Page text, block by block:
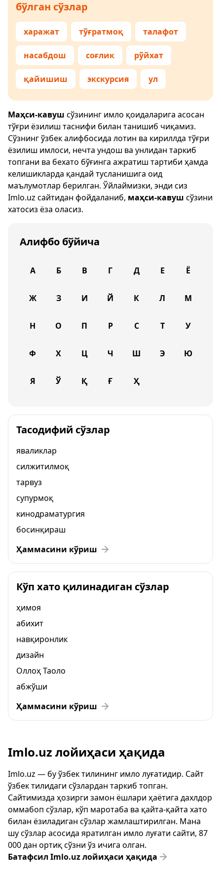
бўлган сўзлар
харажат тўғратмоқ талафот
насабдош соғлик рўйхат
қайишиш экскурсия ул
Маҳси-кавуш сўзининг имло қоидаларига асосан
тўғри ёзилиш таснифи билан танишиб чиқамиз.
Сўзнинг ўзбек алифбосида лотин ва кириллда тўғри
ёзилиш имлоси, нечта ундош ва унлидан таркиб
топгани ва бехато бўғинга ажратиш тартиби ҳамда
келишикларда қандай тусланишига оид
маълумотлар берилган. Ўйлаймизки, энди сиз
Imlo.uz сайтидан фойдаланиб, маҳси-кавуш сўзини
хатосиз ёза оласиз.
Алифбо бўйича
А Б В Г Д Е Ё
Ж З И Й К Л М
Н О П Р С Т У
Ф Х Ц Ч Ш Э Ю
Я Ў Қ Ғ Ҳ
Тасодифий сўзлар
яваликлар
силжитилмоқ
тарвуз
супурмоқ
кинодраматургия
босинқираш
Ҳаммасини кўриш
Кўп хато қилинадиган сўзлар
ҳимоя
абихит
навқиронлик
дизайн
Оллоҳ Таоло
абжўши
Ҳаммасини кўриш
Imlo.uz лойиҳаси ҳақида
Imlo.uz — бу ўзбек тилининг имло луғатидир. Сайт
ўзбек тилидаги сўзлардан таркиб топган.
Сайтимизда ҳозирги замон ёшлари ҳаётига дахлдор
оммабоп сўзлар, кўп маротаба ва қайта-қайта хато
билан ёзиладиган сўзлар жамлаштирилган. Мана
шу сўзлар асосида яратилган имло луғати сайти, 87
000 дан ортиқ сўзни ўз ичига олган.
Батафсил Imlo.uz лойиҳаси ҳақида